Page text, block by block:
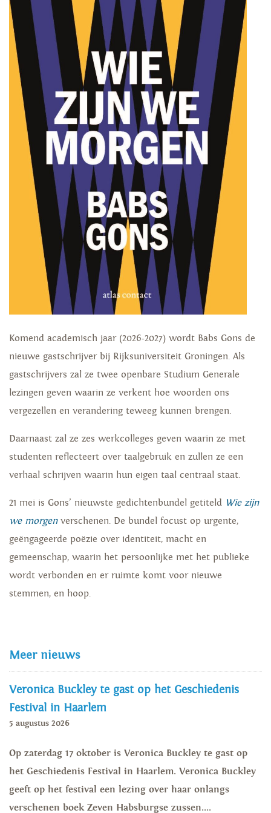
Komend academisch jaar (2026-2027) wordt Babs Gons de
nieuwe gastschrijver bij Rijksuniversiteit Groningen. Als
gastschrijvers zal ze twee openbare Studium Generale
lezingen geven waarin ze verkent hoe woorden ons
vergezellen en verandering teweeg kunnen brengen.
Daarnaast zal ze zes werkcolleges geven waarin ze met
studenten reflecteert over taalgebruik en zullen ze een
verhaal schrijven waarin hun eigen taal centraal staat.
21 mei is Gons’ nieuwste gedichtenbundel getiteld Wie zijn
we morgenverschenen. De bundel focust op urgente,
geëngageerde poëzie over identiteit, macht en
gemeenschap, waarin het persoonlijke met het publieke
wordt verbonden en er ruimte komt voor nieuwe
stemmen, en hoop.
Meer nieuws
Veronica Buckley te gast op het Geschiedenis
Festival in Haarlem
5 augustus 2026
Op zaterdag 17 oktober is Veronica Buckley te gast op
het Geschiedenis Festival in Haarlem. Veronica Buckley
geeft op het festival een lezing over haar onlangs
verschenen boek Zeven Habsburgse zussen....